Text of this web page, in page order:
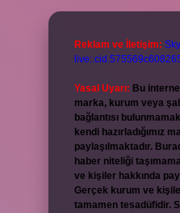
Reklam ve İletişim:
Yasal Uyarı: Bu
marka, kurum veya
bağlantısı
kendi hazırladığımız
paylaşılmaktadır.
haber niteliği
ve kişiler hakkında
Gerçek kurum ve
tamamen tesadüfidir.